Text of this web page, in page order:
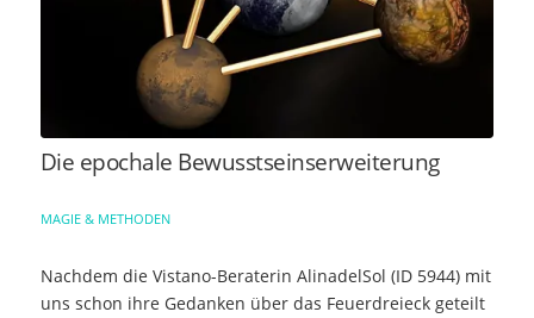
Die epochale Bewusstseinserweiterung
MAGIE & METHODEN
Nachdem die Vistano-Beraterin AlinadelSol (ID 5944) mit
uns schon ihre Gedanken über das Feuerdreieck geteilt